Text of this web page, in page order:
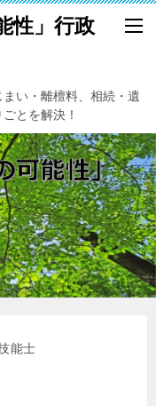
性」行政
い・離檀料、相続・遺
とを解決！
能士